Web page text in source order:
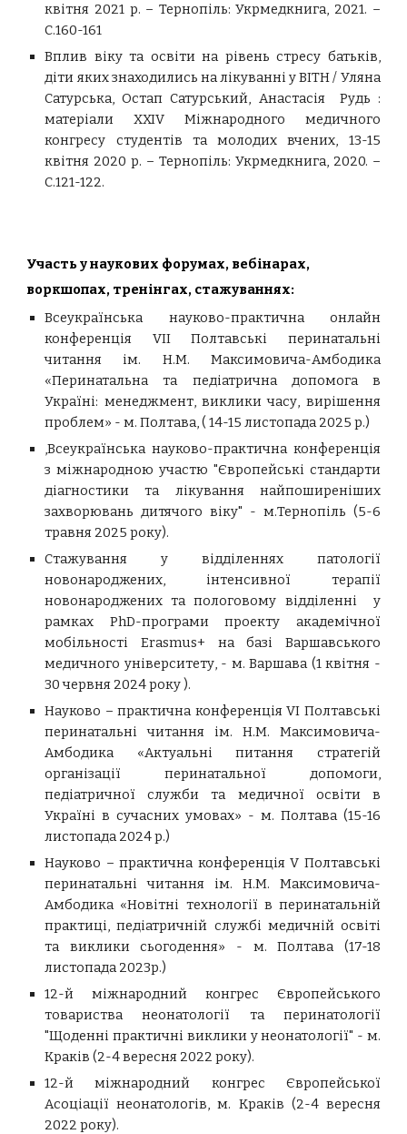
квітня 2021 р. – Тернопіль: Укрмедкнига, 2021. –
С.160-161
Вплив віку та освіти на рівень стресу батьків,
діти яких знаходились на лікуванні у ВІТН / Уляна
Сатурська, Остап Сатурський, Анастасія Рудь :
матеріали XXIV Міжнародного медичного
конгресу студентів та молодих вчених, 13-15
квітня 2020 р. – Тернопіль: Укрмедкнига, 2020. –
С.121-122.
Участь у наукових форумах, вебінарах,
воркшопах, тренінгах, стажуваннях:
Всеукраїнська науково-практична онлайн
конференція VІІ Полтавські перинатальні
читання ім. Н.М. Максимовича-Амбодика
«Перинатальна та педіатрична допомога в
Україні: менеджмент, виклики часу, вирішення
проблем» - м. Полтава, ( 14-15 листопада 2025 р.)
,Всеукраїнська науково-практична конференція
з міжнародною участю "Європейські стандарти
діагностики та лікування найпоширеніших
захворювань дитячого віку" - м.Тернопіль (5-6
травня 2025 року).
Стажування у відділеннях патології
новонароджених, інтенсивної терапії
новонароджених та пологовому відділенні у
рамках PhD-програми проекту академічної
мобільності Erasmus+ на базі Варшавського
медичного університету, - м. Варшава (1 квітня -
30 червня 2024 року ).
Науково – практична конференція VІ Полтавські
перинатальні читання ім. Н.М. Максимовича-
Амбодика «Актуальні питання стратегій
організації перинатальної допомоги,
педіатричної служби та медичної освіти в
Україні в сучасних умовах» - м. Полтава (15-16
листопада 2024 р.)
Науково – практична конференція V Полтавські
перинатальні читання ім. Н.М. Максимовича-
Амбодика «Новітні технології в перинатальній
практиці, педіатричній службі медичній освіті
та виклики сьогодення» - м. Полтава (17-18
листопада 2023р.)
12-й міжнародний конгрес Європейського
товариства неонатології та перинатології
"Щоденні практичні виклики у неонатології" - м.
Краків (2-4 вересня 2022 року).
12-й міжнародний конгрес Європейської
Асоціації неонатологів, м. Краків (2-4 вересня
2022 року).